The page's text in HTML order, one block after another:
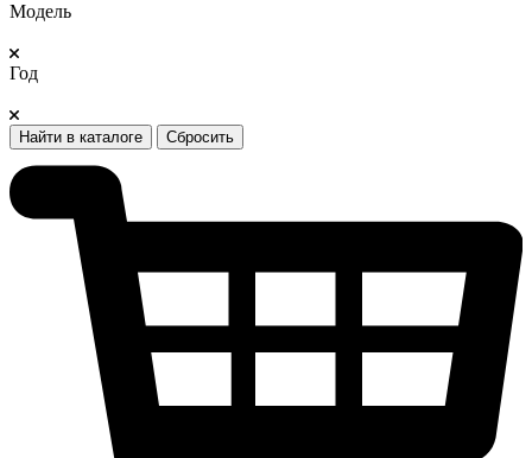
Модель
Год
Найти в каталоге Сбросить